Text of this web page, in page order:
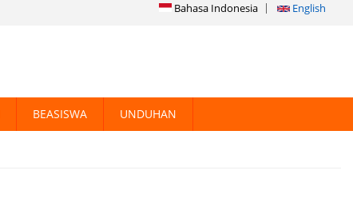
Bahasa Indonesia English
BEASISWA UNDUHAN